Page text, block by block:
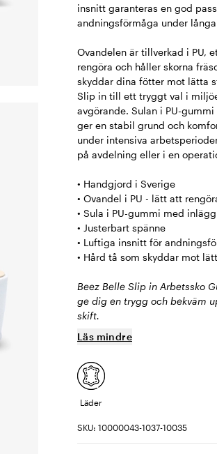
insnitt garanteras en god
andningsförmåga under
Ovandelen är tillverkad i PU,
rengöra och håller skorna
skyddar dina fötter mot lätta
Slip in till ett tryggt val i
avgörande. Sulan i PU-
ger en stabil grund och
under intensiva
på avdelning eller i en
• Handgjord i Sverige
• Ovandel i PU - lätt att
• Sula i PU-gummi med
• Justerbart spänne
• Luftiga insnitt för
• Hård tå som skyddar mot
Beez Belle Slip in Arbetssko
ge dig en trygg och bekväm
skift.
Läs mindre
Läder
SKU: 10000043-1037-10035